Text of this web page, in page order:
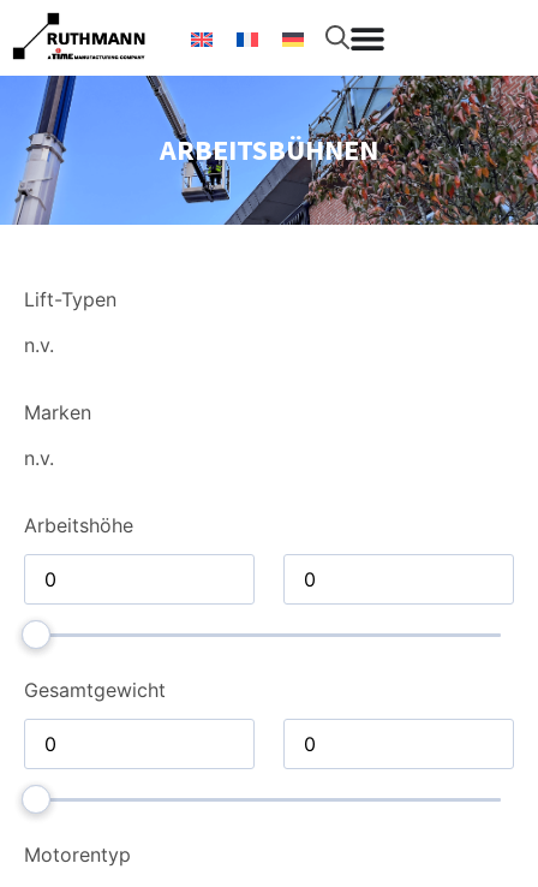
ARBEITSBÜHNEN
Lift-Typen
n.v.
Marken
n.v.
Arbeitshöhe
Gesamt­gewicht
Motorentyp